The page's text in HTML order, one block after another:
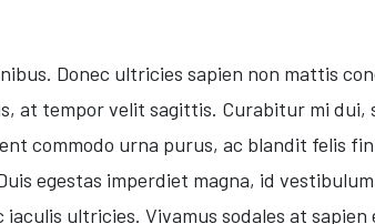
Donec ultricies sapien non mattis
at tempor velit sagittis. Curabitur mi dui,
commodo urna purus, ac blandit felis
egestas imperdiet magna, id
ultricies. Vivamus sodales at